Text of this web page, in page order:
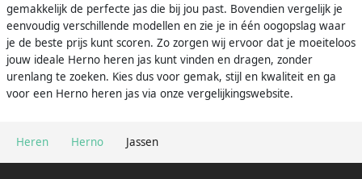
Heren Herno Jassen
gemakkelijk de perfecte jas die bij jou past. Bovendien vergelijk je
eenvoudig verschillende modellen en zie je in één oogopslag waar
je de beste prijs kunt scoren. Zo zorgen wij ervoor dat je moeiteloos
jouw ideale Herno heren jas kunt vinden en dragen, zonder
urenlang te zoeken. Kies dus voor gemak, stijl en kwaliteit en ga
voor een Herno heren jas via onze vergelijkingswebsite.